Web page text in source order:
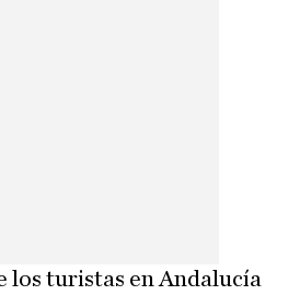
los turistas en Andalucía